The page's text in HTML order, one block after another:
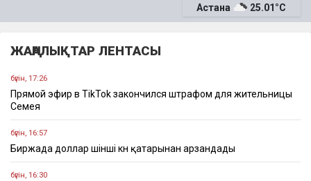
ЭКОНОМИКА
ОҚИҒА
Астана 25.01°C
ЖАҢАЛЫҚТАР ЛЕНТАСЫ
бүгін, 17:26
Прямой эфир в TikTok закончился штрафом для жительницы
Семея
бүгін, 16:57
Биржада доллар үшінші күн қатарынан арзандады
бүгін, 16:30